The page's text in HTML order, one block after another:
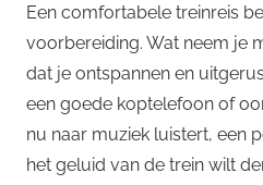
Een comfortabele treinreis
voorbereiding. Wat neem je
dat je ontspannen en
een goede koptelefoon of
nu naar muziek luistert, een
het geluid van de trein wilt